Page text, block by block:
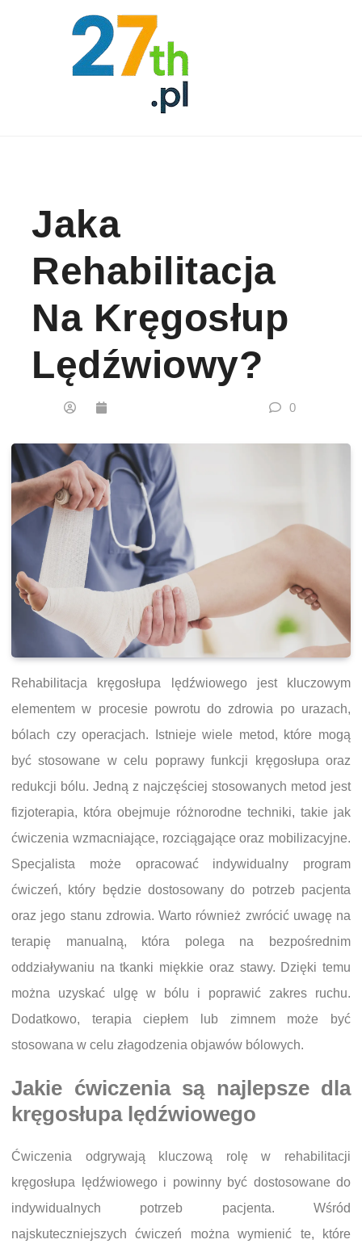
Jaka
Rehabilitacja
Na Kręgosłup
Lędźwiowy?
0
Rehabilitacja kręgosłupa lędźwiowego jest kluczowym
elementem w procesie powrotu do zdrowia po urazach,
bólach czy operacjach. Istnieje wiele metod, które mogą
być stosowane w celu poprawy funkcji kręgosłupa oraz
redukcji bólu. Jedną z najczęściej stosowanych metod jest
fizjoterapia, która obejmuje różnorodne techniki, takie jak
ćwiczenia wzmacniające, rozciągające oraz mobilizacyjne.
Specjalista może opracować indywidualny program
ćwiczeń, który będzie dostosowany do potrzeb pacjenta
oraz jego stanu zdrowia. Warto również zwrócić uwagę na
terapię manualną, która polega na bezpośrednim
oddziaływaniu na tkanki miękkie oraz stawy. Dzięki temu
można uzyskać ulgę w bólu i poprawić zakres ruchu.
Dodatkowo, terapia ciepłem lub zimnem może być
stosowana w celu złagodzenia objawów bólowych.
Jakie ćwiczenia są najlepsze dla
kręgosłupa lędźwiowego
Ćwiczenia odgrywają kluczową rolę w rehabilitacji
kręgosłupa lędźwiowego i powinny być dostosowane do
indywidualnych potrzeb pacjenta. Wśród
najskuteczniejszych ćwiczeń można wymienić te, które